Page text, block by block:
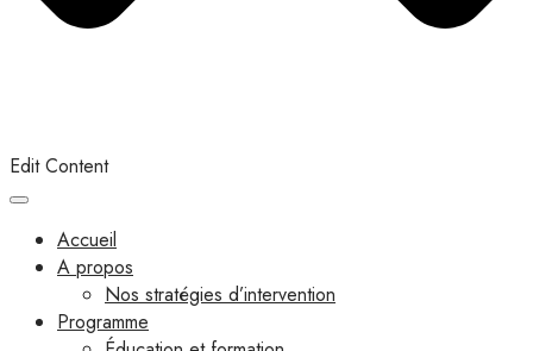
Edit Content
Accueil
A propos
Nos stratégies d’intervention
Programme